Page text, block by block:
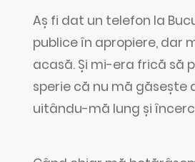
Aș fi dat un telefon la
publice în apropiere, dar
acasă. Și mi-era frică să
sperie că nu mă găsește
uitându-mă lung și